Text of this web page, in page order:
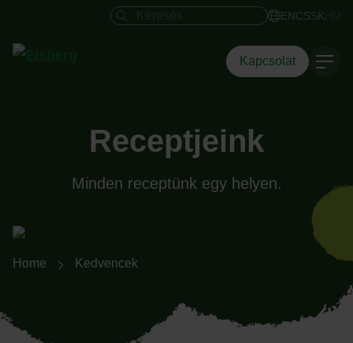
Keresés mező ENCSSK
Kapcsolat
Receptjeink
Minden receptünk egy helyen.
Breadcrumb-Navigation
Home Kedvencek